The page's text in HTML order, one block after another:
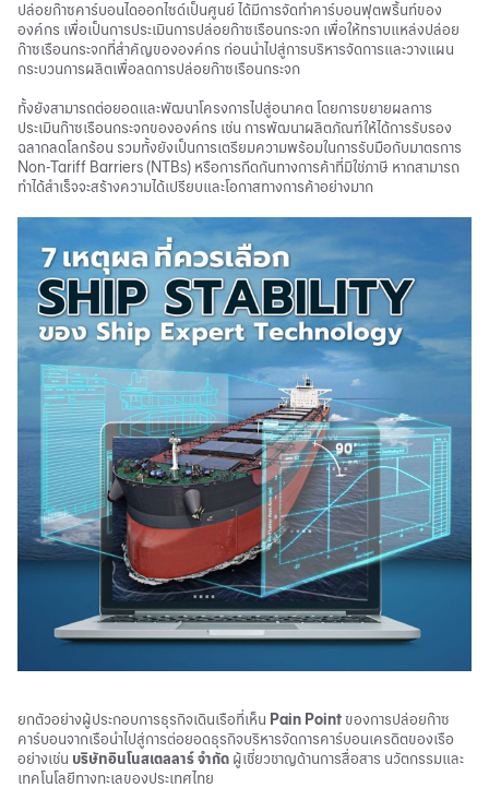
ปล่อยก๊าซคาร์บอนไดออกไซด์เป็นศูนย์ ได้มีการจัดทำคาร์บอนฟุตพริ้นท์ของ
องค์กร เพื่อเป็นการประเมินการปล่อยก๊าซเรือนกระจก เพื่อให้ทราบแหล่งปล่อย
ก๊าซเรือนกระจกที่สำคัญขององค์กร ก่อนนำไปสู่การบริหารจัดการและวางแผน
กระบวนการผลิตเพื่อลดการปล่อยก๊าซเรือนกระจก
ทั้งยังสามารถต่อยอดและพัฒนาโครงการไปสู่อนาคต โดยการขยายผลการ
ประเมินก๊าซเรือนกระจกขององค์กร เช่น การพัฒนาผลิตภัณฑ์ให้ได้การรับรอง
ฉลากลดโลกร้อน รวมทั้งยังเป็นการเตรียมความพร้อมในการรับมือกับมาตรการ
Non-Tariff Barriers (NTBs) หรือการกีดกันทางการค้าที่มิใช่ภาษี หากสามารถ
ทำได้สำเร็จจะสร้างความได้เปรียบและโอกาสทางการค้าอย่างมาก
ยกตัวอย่างผู้ประกอบการธุรกิจเดินเรือที่เห็น Pain Point ของการปล่อยก๊าซ
คาร์บอนจากเรือนำไปสู่การต่อยอดธุรกิจบริหารจัดการคาร์บอนเครดิตของเรือ
อย่างเช่น บริษัทอินโนสเตลลาร์ จำกัด ผู้เชี่ยวชาญด้านการสื่อสาร นวัตกรรมและ
เทคโนโลยีทางทะเลของประเทศไทย